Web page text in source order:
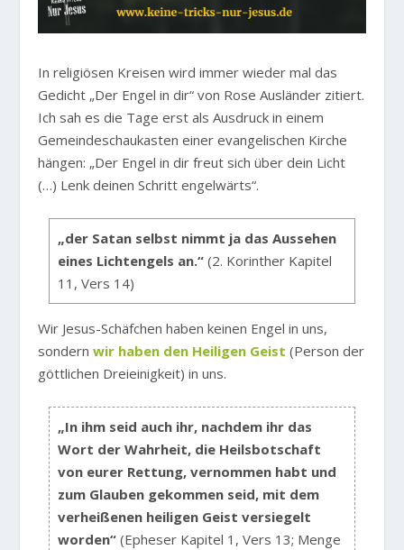
In religiösen Kreisen wird immer wieder mal das
Gedicht „Der Engel in dir“ von Rose Ausländer zitiert.
Ich sah es die Tage erst als Ausdruck in einem
Gemeindeschaukasten einer evangelischen Kirche
hängen: „Der Engel in dir freut sich über dein Licht
(…) Lenk deinen Schritt engelwärts“.
„der Satan selbst nimmt ja das Aussehen
eines Lichtengels an.“(2. Korinther Kapitel
11, Vers 14)
Wir Jesus-Schäfchen haben keinen Engel in uns,
sondernwir haben den Heiligen Geist (Person der
göttlichen Dreieinigkeit) in uns.
„In ihm seid auch ihr, nachdem ihr das
Wort der Wahrheit, die Heilsbotschaft
von eurer Rettung, vernommen habt und
zum Glauben gekommen seid, mit dem
verheißenen heiligen Geist versiegelt
worden“(Epheser Kapitel 1, Vers 13; Menge